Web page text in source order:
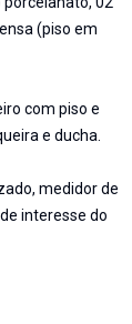
(piso em
com piso e
e ducha.
medidor de
interesse do